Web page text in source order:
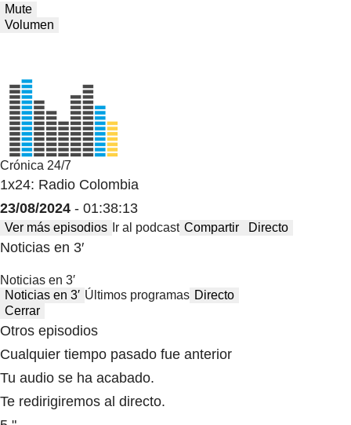
Mute
Volumen
Crónica 24/7
1x24: Radio Colombia
23/08/2024 - 01:38:13
Ver más episodios Ir al podcast Compartir Directo
Noticias en 3′
Noticias en 3′
Noticias en 3′ Últimos programas Directo
Cerrar
Otros episodios
Cualquier tiempo pasado fue anterior
Tu audio se ha acabado.
Te redirigiremos al directo.